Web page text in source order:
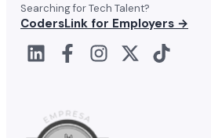
Searching for Tech Talent?
CodersLink for Employers →